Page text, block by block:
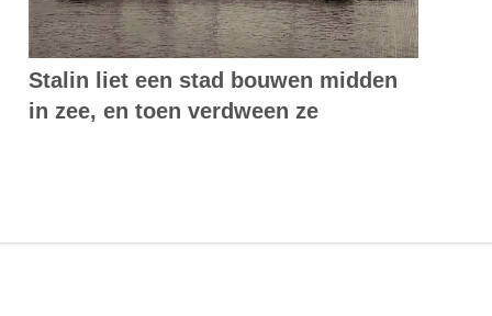
Stalin liet een stad bouwen midden
in zee, en toen verdween ze